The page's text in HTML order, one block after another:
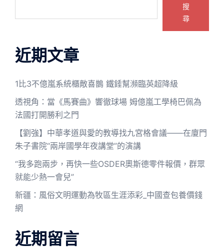
搜
尋
近期文章
1比3不億嵐系統櫃敵喜鵲 鐵錘幫瀕臨英超降級
透視角：當《馬賽曲》響徹球場 姆億嵐工學椅巴佩為
法國打開勝利之門
【劉強】中華孝道與愛的教導找九宮格會議——在廈門
朱子書院“兩岸國學年夜講堂”的演講
“我多跑兩步，再快一些OSDER奧斯德零件報價，群眾
就能少熱一會兒”
新疆：風俗文明運動為牧區生涯添彩_中國查包養價錢
網
近期留言